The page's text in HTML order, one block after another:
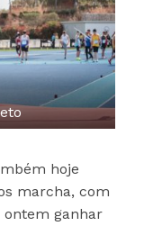
hoje
marcha, com
ontem ganhar